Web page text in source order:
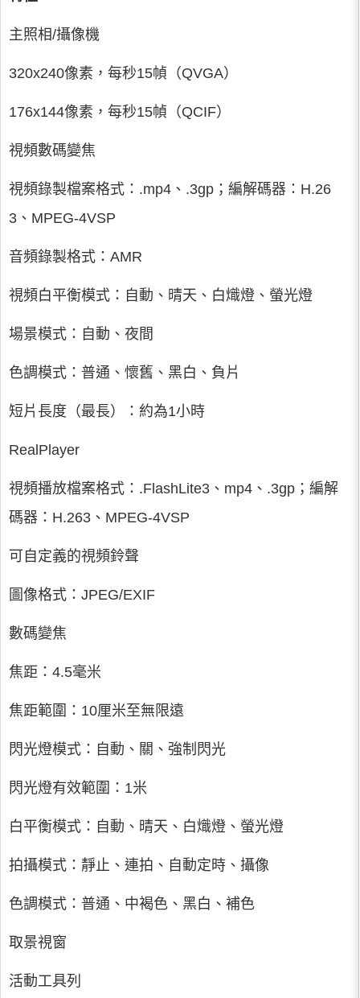
主照相/攝像機
320x240像素，每秒15幀（QVGA）
176x144像素，每秒15幀（QCIF）
視頻數碼變焦
視頻錄製檔案格式：.mp4、.3gp；編解碼器：H.26
3、MPEG-4VSP
音頻錄製格式：AMR
視頻白平衡模式：自動、晴天、白熾燈、螢光燈
場景模式：自動、夜間
色調模式：普通、懷舊、黑白、負片
短片長度（最長）：約為1小時
RealPlayer
視頻播放檔案格式：.FlashLite3、mp4、.3gp；編解
碼器：H.263、MPEG-4VSP
可自定義的視頻鈴聲
圖像格式：JPEG/EXIF
數碼變焦
焦距：4.5毫米
焦距範圍：10厘米至無限遠
閃光燈模式：自動、關、強制閃光
閃光燈有效範圍：1米
白平衡模式：自動、晴天、白熾燈、螢光燈
拍攝模式：靜止、連拍、自動定時、攝像
色調模式：普通、中褐色、黑白、補色
取景視窗
活動工具列